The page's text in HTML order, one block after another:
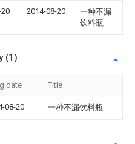
2014-08-20
一种不漏
饮料瓶
(1)
date Title
08-20 一种不漏饮料瓶